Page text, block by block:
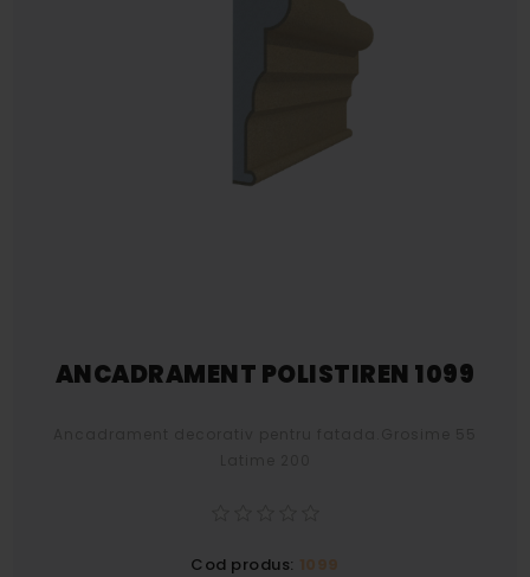
ANCADRAMENT POLISTIREN 1099
Cod produs: 1099